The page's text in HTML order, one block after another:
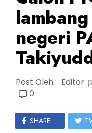
negeri
Post Oleh : Editor
0
SHARE